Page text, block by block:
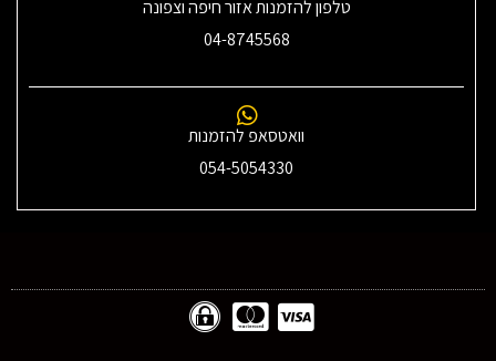
טלפון להזמנות אזור חיפה וצפונה
04-8745568
וואטסאפ להזמנות
054-5054330